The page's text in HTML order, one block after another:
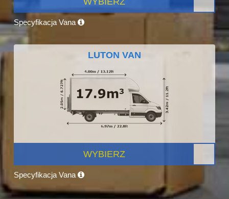
Specyfikacja Vana
LUTON VAN
WYBIERZ
Specyfikacja Vana